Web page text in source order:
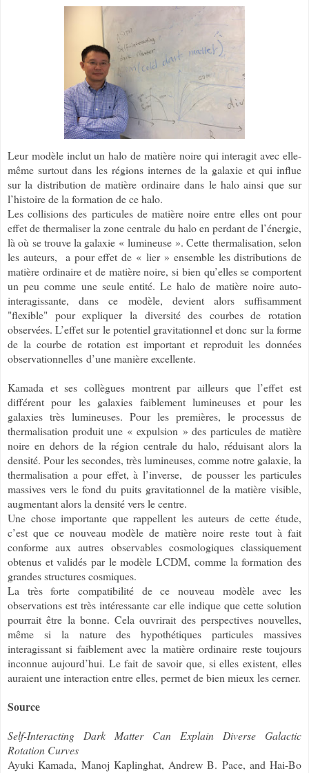
Leur modèle inclut un halo de matière noire qui interagit avec elle-
même surtout dans les régions internes de la galaxie et qui influe
sur la distribution de matière ordinaire dans le halo ainsi que sur
l’histoire de la formation de ce halo.
Les collisions des particules de matière noire entre elles ont pour
effet de thermaliser la zone centrale du halo en perdant de l’énergie,
là où se trouve la galaxie « lumineuse ». Cette thermalisation, selon
les auteurs,
a pour effet de « lier » ensemble les distributions de
matière ordinaire et de matière noire, si bien qu’elles se comportent
un peu comme une seule entité. Le halo de matière noire auto-
interagissante, dans ce modèle, devient alors suffisamment
"flexible" pour expliquer la diversité des courbes de rotation
observées. L’effet sur le potentiel gravitationnel et donc sur la forme
de la courbe de rotation est important et reproduit les données
observationnelles d’une manière excellente.
Kamada et ses collègues montrent par ailleurs que l’effet est
différent pour les galaxies faiblement lumineuses et pour les
galaxies très lumineuses. Pour les premières, le processus de
thermalisation produit une « expulsion » des particules de matière
noire en dehors de la région centrale du halo, réduisant alors la
densité. Pour les secondes, très lumineuses, comme notre galaxie, la
thermalisation a pour effet, à l’inverse, de pousser les particules
massives vers le fond du puits gravitationnel de la matière visible,
augmentant alors la densité vers le centre.
Une chose importante que rappellent les auteurs de cette étude,
c’est que ce nouveau modèle de matière noire reste tout à fait
conforme aux autres observables cosmologiques classiquement
obtenus et validés par le modèleLCDM, comme la formation des
grandes structures cosmiques.
La très forte compatibilité de ce nouveau modèle avec les
observations est très intéressante car elle indique que cette solution
pourrait être la bonne. Cela ouvrirait des perspectives nouvelles,
même si la nature des hypothétiques particules massives
interagissant si faiblement avec la matière ordinaire reste toujours
inconnue aujourd’hui. Le fait de savoir que, si elles existent, elles
auraient une interaction entre elles, permet de bien mieux les cerner.
Source
Self-Interacting Dark Matter Can Explain Diverse Galactic
Rotation Curves
Ayuki Kamada, Manoj Kaplinghat, Andrew B. Pace, and Hai-Bo